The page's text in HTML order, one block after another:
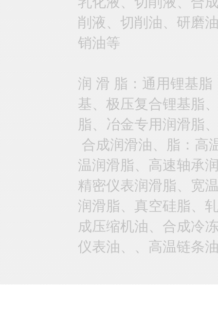
削液、切削油、研磨
销油等
润 滑 脂：通用锂基
基、极压复合锂基脂
脂、冶金专用润滑脂
合成润滑油、脂：高
温润滑脂、高速轴承
精密仪表润滑脂、宽
润滑脂、真空硅脂、
成压缩机油、合成冷
仪表油、、高温链条